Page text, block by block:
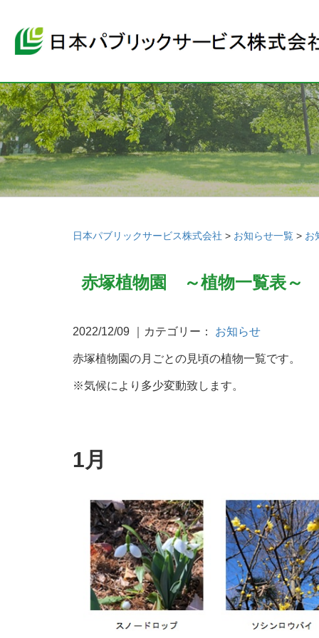
日本パブリックサービス株式会社 > お知らせ一覧 > お
赤塚植物園 ～植物一覧表～
2022/12/09 ｜カテゴリー： お知らせ
赤塚植物園の月ごとの見頃の植物一覧です。
※気候により多少変動致します。
1月